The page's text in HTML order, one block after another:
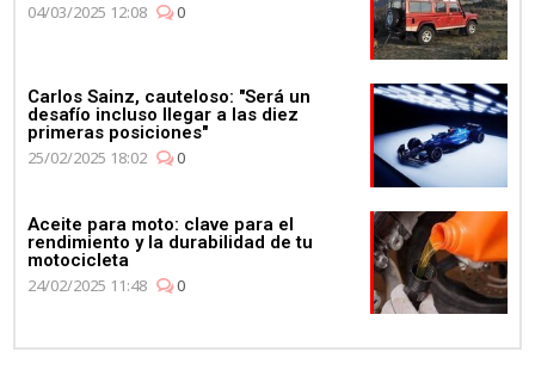
04/03/2025 12:08
0
Carlos Sainz, cauteloso: "Será un
desafío incluso llegar a las diez
primeras posiciones"
25/02/2025 18:02
0
Aceite para moto: clave para el
rendimiento y la durabilidad de tu
motocicleta
24/02/2025 11:48
0